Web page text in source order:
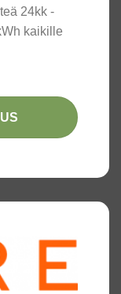
24kk -
kaikille